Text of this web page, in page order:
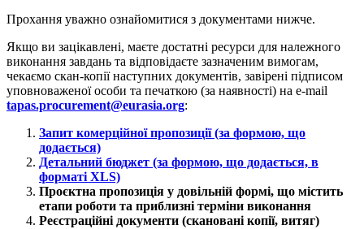
Прохання уважно ознайомитися з документами нижче.
Якщо ви зацікавлені, маєте достатні ресурси для належного
виконання завдань та відповідаєте зазначеним вимогам,
чекаємо скан-копії наступних документів, завірені підписом
уповноваженої особи та печаткою (за наявності) на e-mail
tapas.procurement@eurasia.org:
Запит комерційної пропозиції (за формою, що
додається)
Детальний бюджет (за формою, що додається, в
форматі XLS)
Проєктна пропозиція у довільній формі, що містить
етапи роботи та приблизні терміни виконання
Реєстраційні документи (скановані копії, витяг)